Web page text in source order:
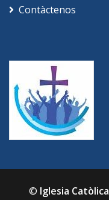
Contàctenos
© Iglesia